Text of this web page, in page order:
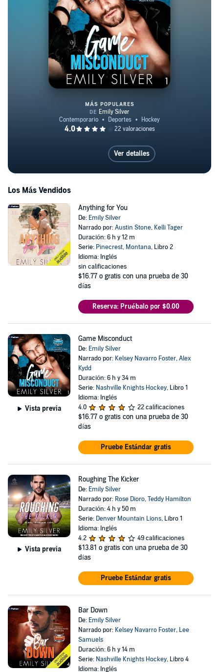
Game Misconduct
MÁS POPULARES
Ver detalles
Los Más Vendidos
Anything for You
De: Emily Silver
Narrado por:Austin Stone, Kelli Tager
Duración: 6 h y 12 m
Serie: Pinecrest, Montana, Libro 2
Idioma: Inglés
sin calificaciones
$16.77 o gratis con una prueba de 30
días
Reserva: Pruébalo por $0.00
Vista previa
Game Misconduct
De: Emily Silver
Narrado por: Kelsey Navarro Foster,Alex
Kydd
Duración: 6 h y 34 m
Serie: Nashville Knights Hockey, Libro 1
Idioma: Inglés
4.0
22 calificaciones
$16.77 o gratis con una prueba de 30
días
Pruebe Estándar gratis
Vista previa
Roughing The Kicker
De: Emily Silver
Narrado por: Rose Dioro,Teddy Hamilton
Duración: 4 h y 50 m
Serie: Denver Mountain Lions, Libro 1
Idioma: Inglés
4.2
49 calificaciones
$13.81 o gratis con una prueba de 30
días
Pruebe Estándar gratis
Bar Down
De: Emily Silver
Narrado por: Kelsey Navarro Foster, Lee
Samuels
Duración: 6 h y 14 m
Serie: Nashville Knights Hockey, Libro 4
Idioma: Inglés